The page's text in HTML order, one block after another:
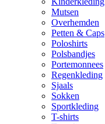
Mutsen
Overhemden
Petten & Caps
Poloshirts
Polsbandjes
Portemonnees
Regenkleding
Sjaals
Sokken
Sportkleding
T-shirts